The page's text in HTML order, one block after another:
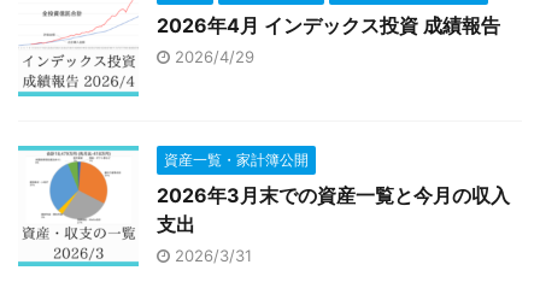
2026年4月 インデックス投資 成績報告
2026/4/29
資産一覧・家計簿公開
2026年3月末での資産一覧と今月の収入
支出
2026/3/31